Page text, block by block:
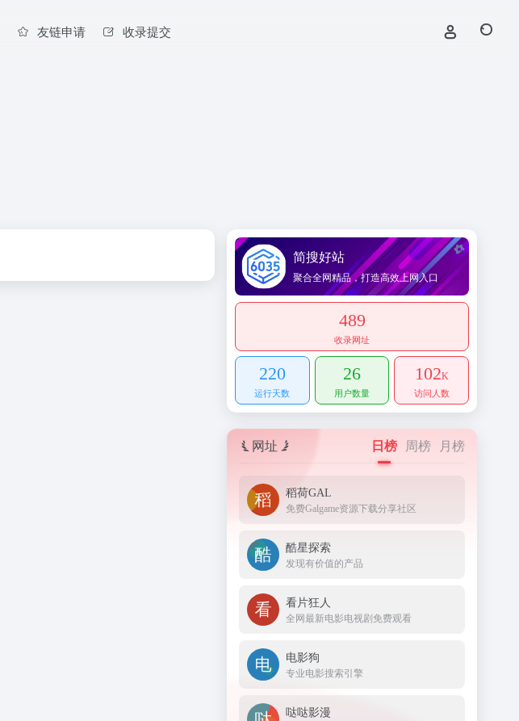
友链申请 收录提交
简搜好站
聚合全网精品，打造高效上网入口
489
收录网址
220
运行天数
26
用户数量
102K
访问人数
网址 日榜 周榜 月榜
稻荷GAL
免费Galgame资源下载分享社区
酷星探索
发现有价值的产品
看片狂人
全网最新电影电视剧免费观看
电影狗
专业电影搜索引擎
哒哒影漫